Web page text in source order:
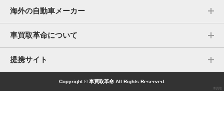
海外の自動車メーカー
車買取革命について
提携サイト
Copyright © 車買取革命 All Rights Reserved.
車買取